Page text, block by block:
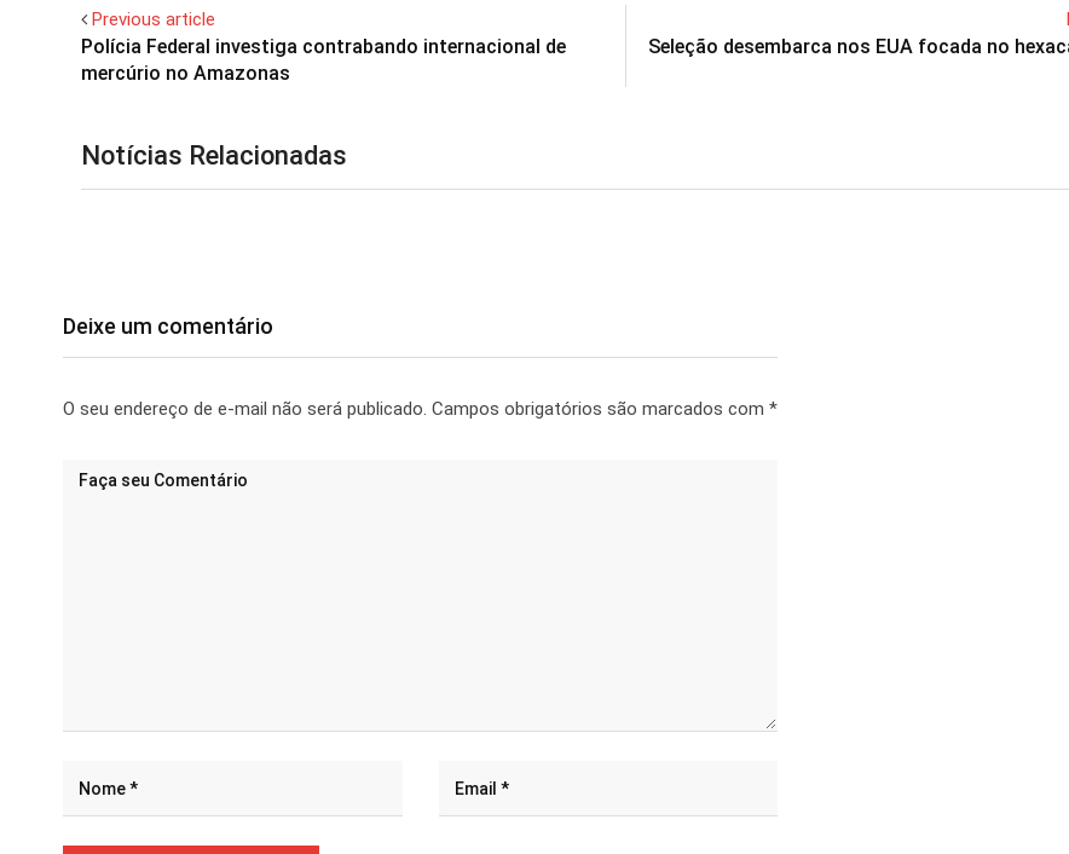
Previous article
Polícia Federal investiga contrabando internacional de
mercúrio no Amazonas
Seleção desembarca nos EUA focada no
Notícias Relacionadas
Deixe um comentário
O seu endereço de e-mail não será publicado. Campos obrigatórios são marcados com *